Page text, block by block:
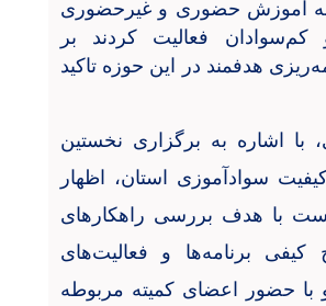
آموزش حضوری و غیرحضوری
کم‌سوادان فعالیت کردند بر
هدفمند در این حوزه تاکید
با اشاره به برگزاری نخستین
سوادآموزی استان، اظهار
با هدف بررسی راهکارهای
کیفی برنامه‌ها و فعالیت‌های
با حضور اعضای کمیته مربوطه